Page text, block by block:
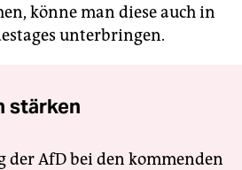
könne man diese auch in
unterbringen.
stärken
der AfD bei den kommenden